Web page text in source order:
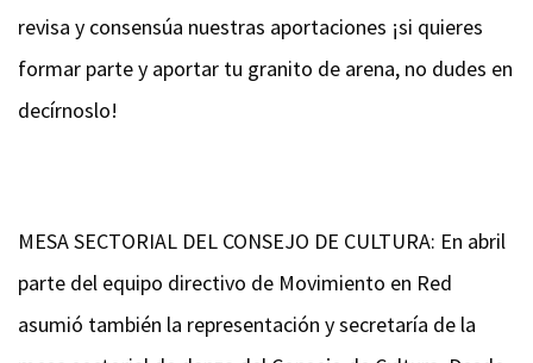
revisa y consensúa nuestras aportaciones ¡si quieres
formar parte y aportar tu granito de arena, no dudes en
decírnoslo!
MESA SECTORIAL DEL CONSEJO DE CULTURA: En abril
parte del equipo directivo de Movimiento en Red
asumió también la representación y secretaría de la